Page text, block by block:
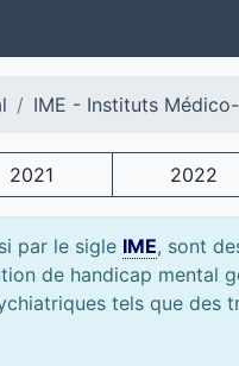
IME - Instituts
2021 2022
par le sigle IME, sont
de handicap mental
tels que des